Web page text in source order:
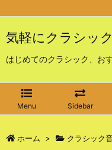
気軽にクラシック
はじめてのクラシック、お
Menu Sidebar
ホーム > クラシック